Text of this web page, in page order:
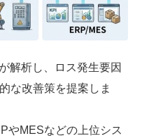
解析し、ロス発生要因
な改善策を提案しま
やMESなどの上位シス